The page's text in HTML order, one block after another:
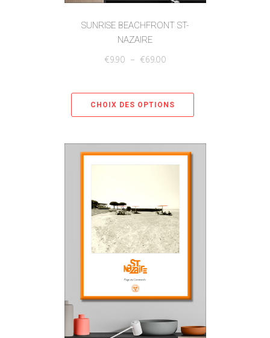
SUNRISE BEACHFRONT ST-
NAZAIRE
€9.90 – €69.00
CHOIX DES OPTIONS